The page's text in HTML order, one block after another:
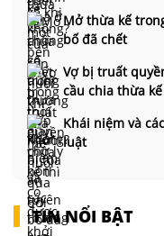
Mở thừa kế
bố đã chết
Vợ bị truất
cầu chia thừa
Khái niệm và
luật
TIN NỔI BẬT